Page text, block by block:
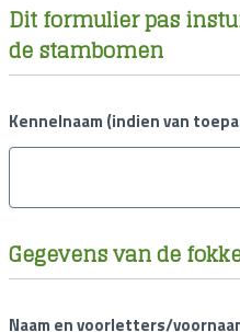
Dit formulier pas
de stambomen
Kennelnaam (indien van
Gegevens van de
Naam en voorletters/